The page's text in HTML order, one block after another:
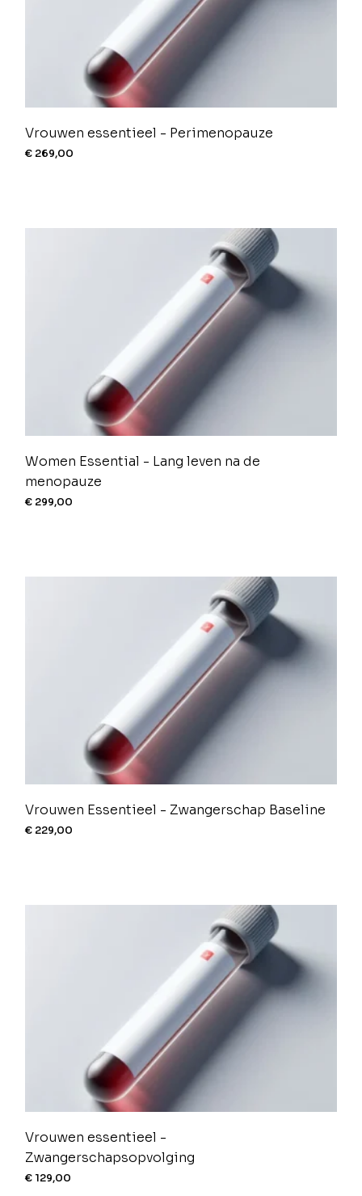
Vrouwen essentieel - Perimenopauze
€ 269,00
Women Essential - Lang leven na de
menopauze
€ 299,00
Vrouwen Essentieel - Zwangerschap Baseline
€ 229,00
Vrouwen essentieel -
Zwangerschapsopvolging
€ 129,00